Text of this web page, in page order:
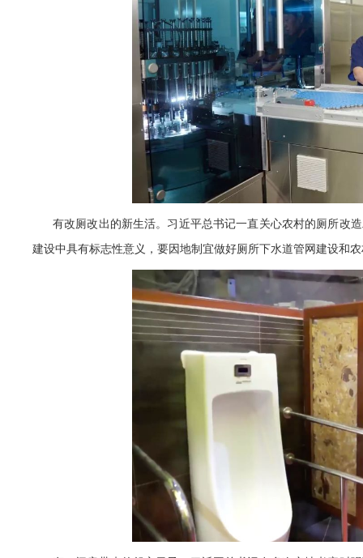
有改厕改出的新生活。习近平总书记一直关心农村的厕所改
建设中具有标志性意义，要因地制宜做好厕所下水道管网建设和